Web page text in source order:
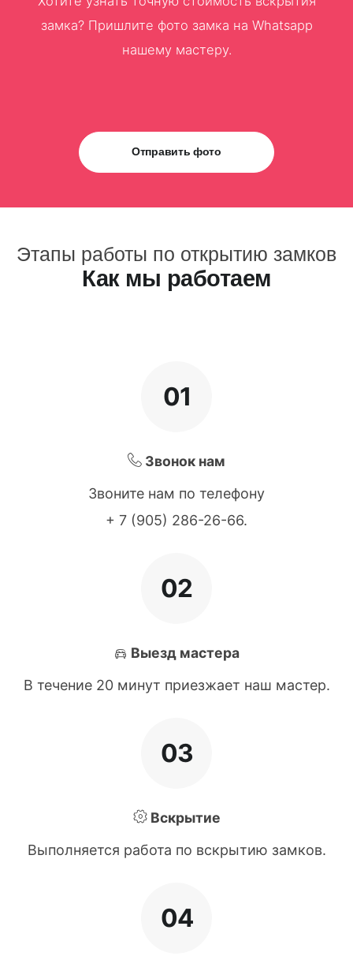
замка? Пришлите фото замка на Whatsapp
нашему мастеру.
Отправить фото
Этапы работы по открытию замков
Как мы работаем
01
Звонок нам
Звоните нам по телефону
+ 7 (905) 286-26-66.
02
Выезд мастера
В течение 20 минут приезжает наш мастер.
03
Вскрытие
Выполняется работа по вскрытию замков.
04